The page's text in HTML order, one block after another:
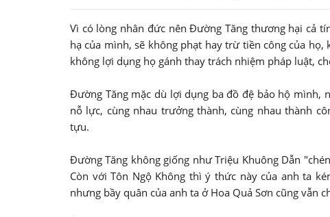
Vì có lòng nhân đức nên Đường Tăng thương hại cả
hạ của mình, sẽ không phạt hay trừ tiền công của
không lợi dụng họ gánh thay trách nhiệm pháp luật,
Đường Tăng mặc dù lợi dụng ba đồ đệ bảo hộ mình,
nỗ lực, cùng nhau trưởng thành, cùng nhau thành
tựu.
Đường Tăng không giống như Triệu Khuông Dẫn
Còn với Tôn Ngộ Không thì ý thức này của anh ta
nhưng bầy quân của anh ta ở Hoa Quả Sơn cũng vẫn